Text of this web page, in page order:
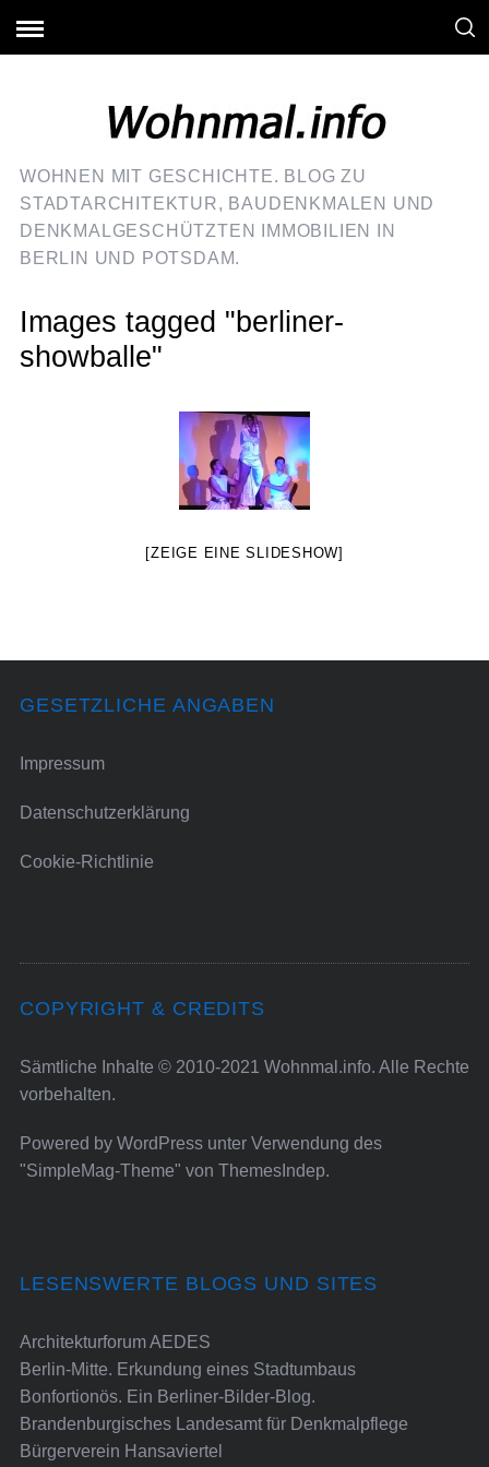
WOHNEN MIT GESCHICHTE. BLOG ZU
STADTARCHITEKTUR, BAUDENKMALEN UND
DENKMALGESCHÜTZTEN IMMOBILIEN IN
BERLIN UND POTSDAM.
Images tagged "berliner-
showballe"
[ZEIGE EINE SLIDESHOW]
GESETZLICHE ANGABEN
Impressum
Datenschutzerklärung
Cookie-Richtlinie
COPYRIGHT & CREDITS
Sämtliche Inhalte © 2010-2021 Wohnmal.info. Alle Rechte
vorbehalten.
Powered by WordPressunter Verwendung des
"SimpleMag-Theme" von ThemesIndep.
LESENSWERTE BLOGS UND SITES
Architekturforum AEDES
Berlin-Mitte. Erkundung eines Stadtumbaus
Bonfortionös. Ein Berliner-Bilder-Blog.
Brandenburgisches Landesamt für Denkmalpflege
Bürgerverein Hansaviertel